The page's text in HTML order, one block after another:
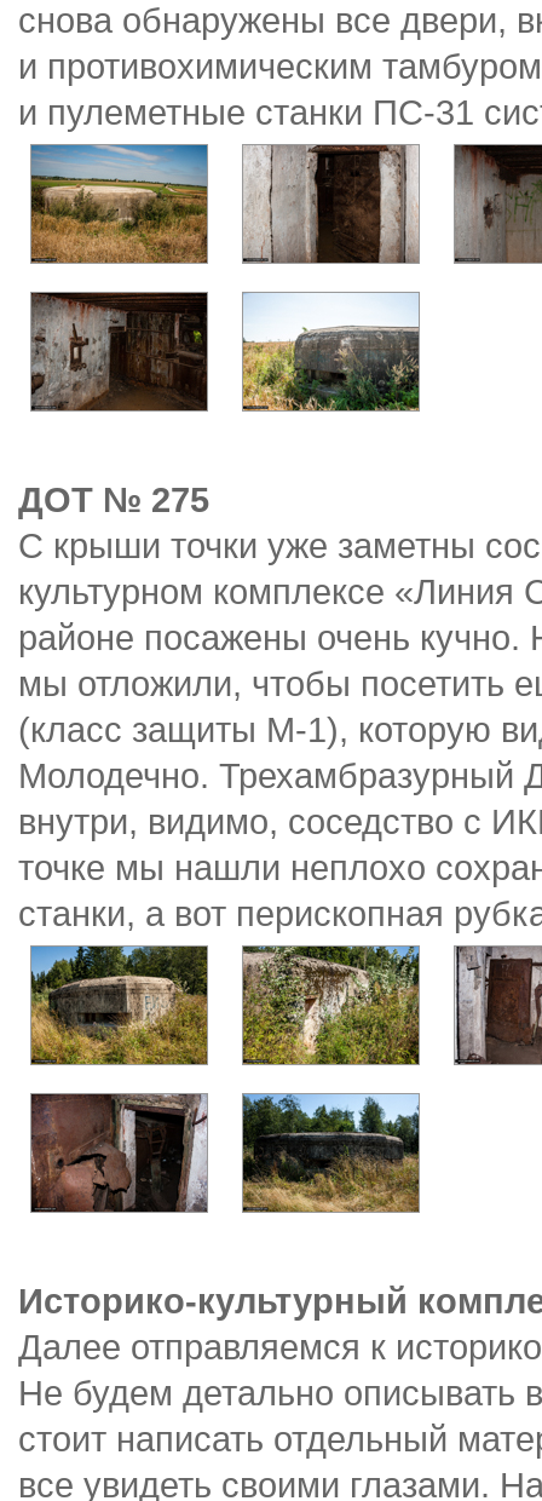
снова обнаружены все двери,
и противохимическим
и пулеметные станки ПС-31
ДОТ № 275
С крыши точки уже заметны
культурном комплексе «Линия
районе посажены очень
мы отложили, чтобы посетить
(класс защиты М-1), которую
Молодечно. Трехамбразурный
внутри, видимо, соседство с
точке мы нашли неплохо
станки, а вот перископная
Историко-культурный
Далее отправляемся к
Не будем детально описывать
стоит написать отдельный
все увидеть своими глазами.